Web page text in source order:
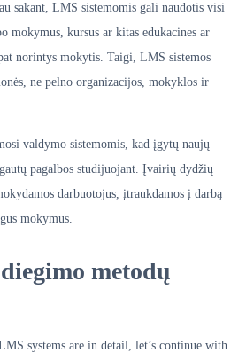
sakant, LMS sistemomis gali naudotis visi
mokymus, kursus ar kitas edukacines ar
norintys mokytis. Taigi, LMS sistemos
ne pelno organizacijos, mokyklos ir
valdymo sistemomis, kad įgytų naujų
pagalbos studijuojant. Įvairių dydžių
darbuotojus, įtraukdamos į darbą
mokymus.
metodų
systems are in detail, let’s continue with